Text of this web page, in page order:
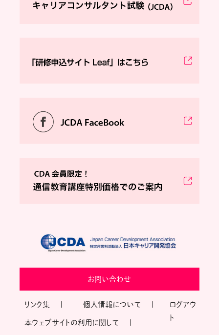
お問い合わせ
リンク集 個人情報について
本ウェブサイトの利用に関して
ログアウ
ト